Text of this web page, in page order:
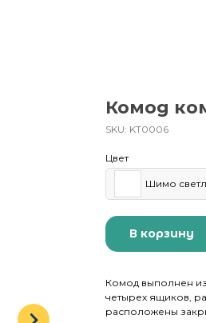
Комод
SKU: KT0006
Цвет
Шимо
В корзину
Комод выполнен
четырех ящиков,
расположены